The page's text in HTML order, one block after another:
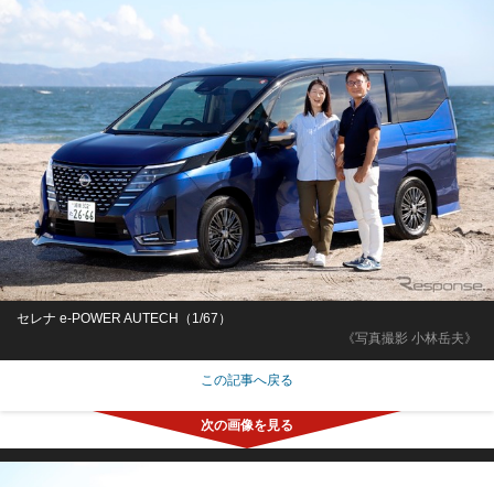
《写真撮影 小林岳夫》
セレナ e-POWER AUTECH（1/67）
この記事へ戻る